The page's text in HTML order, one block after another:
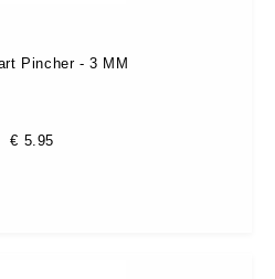
Pincher - 3 MM
€ 5.95